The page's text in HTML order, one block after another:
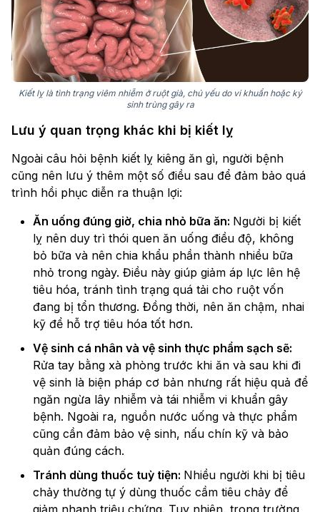
Kiết lỵ là tình trạng viêm nhiễm ở ruột già, chủ yếu do vi khuẩn hoặc ký
sinh trùng gây ra
Lưu ý quan trọng khác khi bị kiết lỵ
Ngoài câu hỏi bệnh kiết lỵ kiêng ăn gì, người bệnh
cũng nên lưu ý thêm một số điều sau để đảm bảo quá
trình hồi phục diễn ra thuận lợi:
Ăn uống đúng giờ, chia nhỏ bữa ăn: Người bị kiết
lỵ nên duy trì thói quen ăn uống điều độ, không
bỏ bữa và nên chia khẩu phần thành nhiều bữa
nhỏ trong ngày. Điều này giúp giảm áp lực lên hệ
tiêu hóa, tránh tình trạng quá tải cho ruột vốn
đang bị tổn thương. Đồng thời, nên ăn chậm, nhai
kỹ để hỗ trợ tiêu hóa tốt hơn.
Vệ sinh cá nhân và vệ sinh thực phẩm sạch sẽ:
Rửa tay bằng xà phòng trước khi ăn và sau khi đi
vệ sinh là biện pháp cơ bản nhưng rất hiệu quả để
ngăn ngừa lây nhiễm và tái nhiễm vi khuẩn gây
bệnh. Ngoài ra, nguồn nước uống và thực phẩm
cũng cần đảm bảo vệ sinh, nấu chín kỹ và bảo
quản đúng cách.
Tránh dùng thuốc tuỳ tiện: Nhiều người khi bị tiêu
chảy thường tự ý dùng thuốc cầm tiêu chảy để